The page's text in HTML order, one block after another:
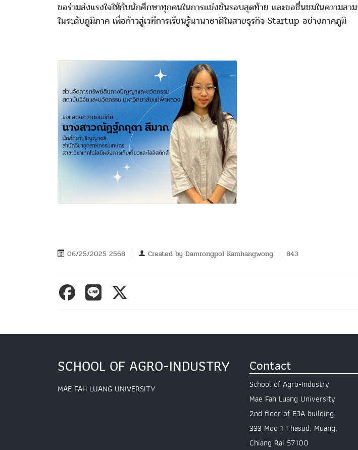
ขอร่วมส่งแรงใจให้กับนักศึกษาทุกคนในการแข่งขันรอบสุดท้าย และขอชื่นชมในความส
ในระดับภูมิภาค เพื่อก้าวสู่เวทีการเรียนรู้นานาชาติในสายธุรกิจ Startup อย่างภาคภูมิ
06/25/2025 2568 Created by Damrongpol Kamhangwong 843
SCHOOL OF AGRO-INDUSTRY
MAE FAH LUANG UNIVERSITY
Contact
School of Agro-Industry
Mae Fah Luang University
2nd floor of E3A building
333 Moo 1 Thasud, Muang,
Chiang Rai 57100